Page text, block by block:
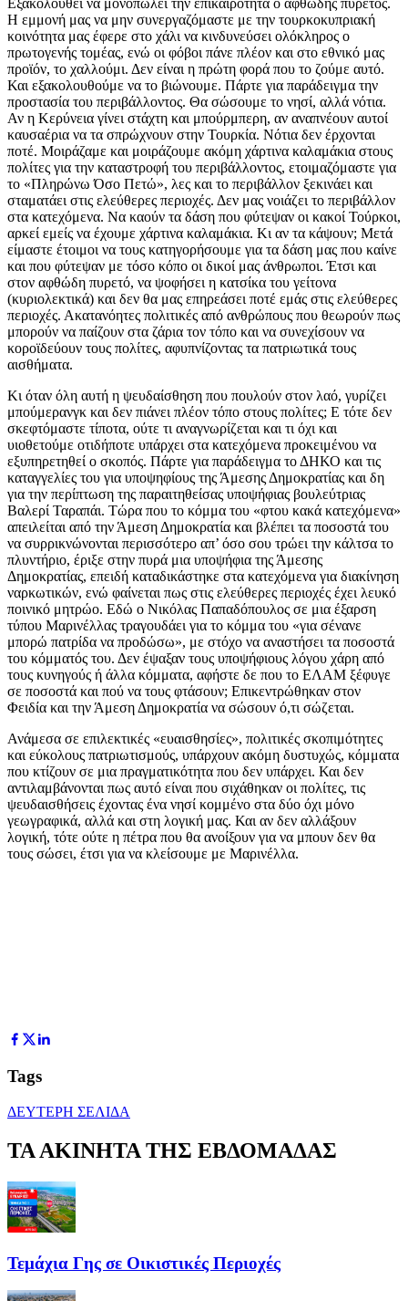
Η εμμονή μας να μην συνεργαζόμαστε με την τουρκοκυπριακή
κοινότητα μας έφερε στο χάλι να κινδυνεύσει ολόκληρος ο
πρωτογενής τομέας, ενώ οι φόβοι πάνε πλέον και στο εθνικό μας
προϊόν, το χαλλούμι. Δεν είναι η πρώτη φορά που το ζούμε αυτό.
Και εξακολουθούμε να το βιώνουμε. Πάρτε για παράδειγμα την
προστασία του περιβάλλοντος. Θα σώσουμε το νησί, αλλά νότια.
Αν η Κερύνεια γίνει στάχτη και μπούρμπερη, αν αναπνέουν αυτοί
καυσαέρια να τα σπρώχνουν στην Τουρκία. Νότια δεν έρχονται
ποτέ. Μοιράζαμε και μοιράζουμε ακόμη χάρτινα καλαμάκια στους
πολίτες για την καταστροφή του περιβάλλοντος, ετοιμαζόμαστε για
το «Πληρώνω Όσο Πετώ», λες και το περιβάλλον ξεκινάει και
σταματάει στις ελεύθερες περιοχές. Δεν μας νοιάζει το περιβάλλον
στα κατεχόμενα. Να καούν τα δάση που φύτεψαν οι κακοί Τούρκοι,
αρκεί εμείς να έχουμε χάρτινα καλαμάκια. Κι αν τα κάψουν; Μετά
είμαστε έτοιμοι να τους κατηγορήσουμε για τα δάση μας που καίνε
και που φύτεψαν με τόσο κόπο οι δικοί μας άνθρωποι. Έτσι και
στον αφθώδη πυρετό, να ψοφήσει η κατσίκα του γείτονα
(κυριολεκτικά) και δεν θα μας επηρεάσει ποτέ εμάς στις ελεύθερες
περιοχές. Ακατανόητες πολιτικές από ανθρώπους που θεωρούν πως
μπορούν να παίζουν στα ζάρια τον τόπο και να συνεχίσουν να
κοροϊδεύουν τους πολίτες, αφυπνίζοντας τα πατριωτικά τους
αισθήματα.
Κι όταν όλη αυτή η ψευδαίσθηση που πουλούν στον λαό, γυρίζει
μπούμερανγκ και δεν πιάνει πλέον τόπο στους πολίτες; Ε τότε δεν
σκεφτόμαστε τίποτα, ούτε τι αναγνωρίζεται και τι όχι και
υιοθετούμε οτιδήποτε υπάρχει στα κατεχόμενα προκειμένου να
εξυπηρετηθεί ο σκοπός. Πάρτε για παράδειγμα το ΔΗΚΟ και τις
καταγγελίες του για υποψηφίους της Άμεσης Δημοκρατίας και δη
για την περίπτωση της παραιτηθείσας υποψήφιας βουλεύτριας
Βαλερί Ταραπάι. Τώρα που το κόμμα του «φτου κακά κατεχόμενα»
απειλείται από την Άμεση Δημοκρατία και βλέπει τα ποσοστά του
να συρρικνώνονται περισσότερο απ’ όσο σου τρώει την κάλτσα το
πλυντήριο, έριξε στην πυρά μια υποψήφια της Άμεσης
Δημοκρατίας, επειδή καταδικάστηκε στα κατεχόμενα για διακίνηση
ναρκωτικών, ενώ φαίνεται πως στις ελεύθερες περιοχές έχει λευκό
ποινικό μητρώο. Εδώ ο Νικόλας Παπαδόπουλος σε μια έξαρση
τύπου Μαρινέλλας τραγουδάει για το κόμμα του «για σένανε
μπορώ πατρίδα να προδώσω», με στόχο να αναστήσει τα ποσοστά
του κόμματός του. Δεν έψαξαν τους υποψήφιους λόγου χάρη από
τους κυνηγούς ή άλλα κόμματα, αφήστε δε που το ΕΛΑΜ ξέφυγε
σε ποσοστά και πού να τους φτάσουν; Επικεντρώθηκαν στον
Φειδία και την Άμεση Δημοκρατία να σώσουν ό,τι σώζεται.
Ανάμεσα σε επιλεκτικές «ευαισθησίες», πολιτικές σκοπιμότητες
και εύκολους πατριωτισμούς, υπάρχουν ακόμη δυστυχώς, κόμματα
που κτίζουν σε μια πραγματικότητα που δεν υπάρχει. Και δεν
αντιλαμβάνονται πως αυτό είναι που σιχάθηκαν οι πολίτες, τις
ψευδαισθήσεις έχοντας ένα νησί κομμένο στα δύο όχι μόνο
γεωγραφικά, αλλά και στη λογική μας. Και αν δεν αλλάξουν
λογική, τότε ούτε η πέτρα που θα ανοίξουν για να μπουν δεν θα
τους σώσει, έτσι για να κλείσουμε με Μαρινέλλα.
Tags
ΔΕΥΤΕΡΗ ΣΕΛΙΔΑ
ΤΑ ΑΚΙΝΗΤΑ ΤΗΣ ΕΒΔΟΜΑΔΑΣ
Τεμάχια Γης σε Οικιστικές Περιοχές